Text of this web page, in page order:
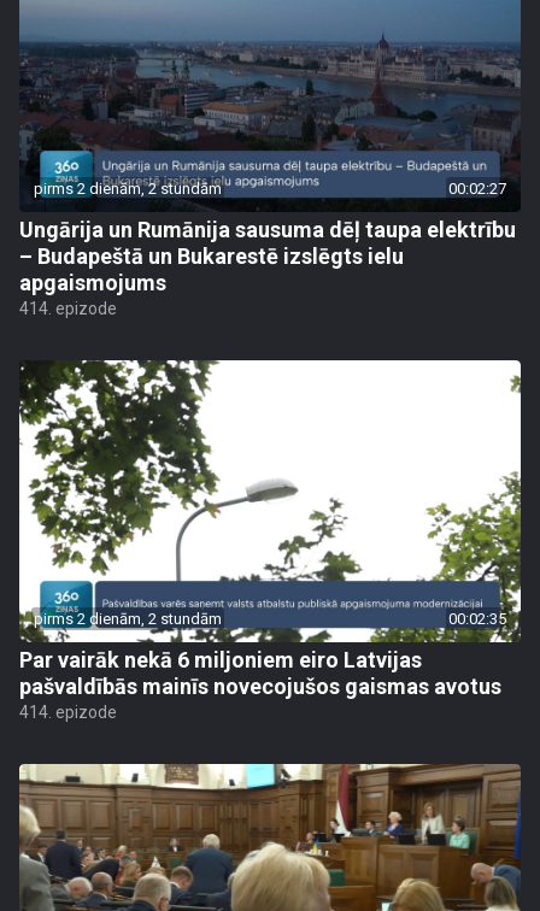
pirms 2 dienām, 2 stundām 00:02:27
Ungārija un Rumānija sausuma dēļ taupa elektrību
– Budapeštā un Bukarestē izslēgts ielu
apgaismojums
414. epizode
pirms 2 dienām, 2 stundām 00:02:35
Par vairāk nekā 6 miljoniem eiro Latvijas
pašvaldībās mainīs novecojušos gaismas avotus
414. epizode